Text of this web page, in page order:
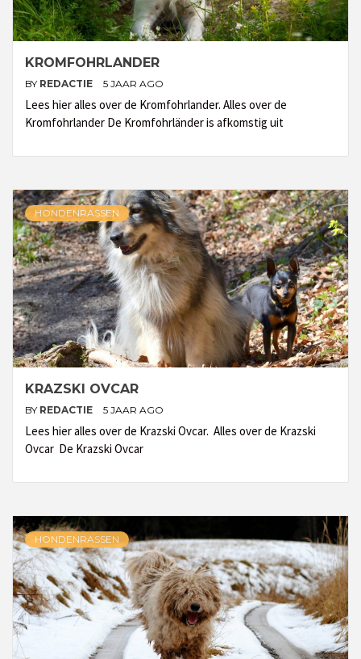
KROMFOHRLANDER
BY REDACTIE 5 JAAR AGO
Lees hier alles over de Kromfohrlander. Alles over de
Kromfohrlander De Kromfohrländer is afkomstig uit
HONDENRASSEN
KRAZSKI OVCAR
BY REDACTIE 5 JAAR AGO
Lees hier alles over de Krazski Ovcar. Alles over de Krazski
Ovcar De Krazski Ovcar
HONDENRASSEN